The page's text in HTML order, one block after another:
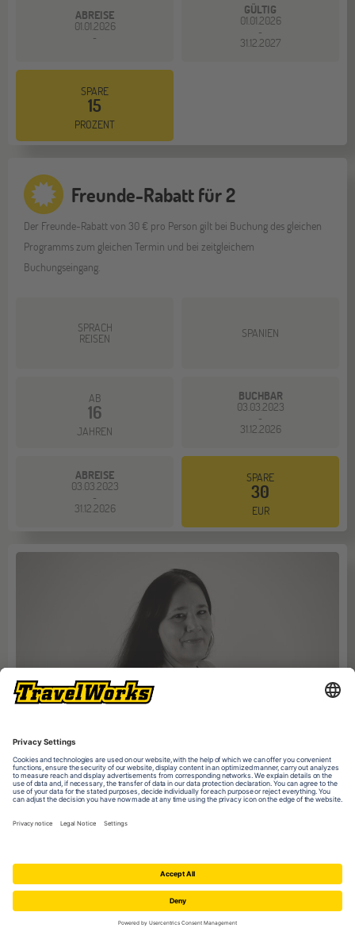
ABREISE
01.01.2026
-
GÜLTIG
01.01.2026
-
31.12.2027
SPARE
15
PROZENT
Freunde-Rabatt für 2
Der Freunde-Rabatt von 30 € pro Person gilt bei Buchung des gleichen
Programms zum gleichen Termin und bei zeitgleichem
Buchungseingang.
SPRACH
REISEN SPANIEN
AB
16
JAHREN
BUCHBAR
03.03.2023
-
31.12.2026
ABREISE
03.03.2023
-
31.12.2026
SPARE
30
EUR
Dein Ansprechpartner:
nwestermann@travelworks.de
+43 (0)1-312-333-100
Erreichbarkeit: Mo - Fr, 9 - 17:30 Uhr
Datenschutzerklärung